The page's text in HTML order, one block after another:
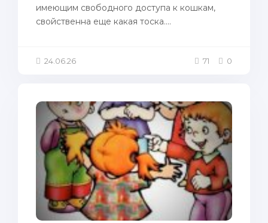
имеющим свободного доступа к кошкам,
свойственна еще какая тоска....
24.06.26 71 0